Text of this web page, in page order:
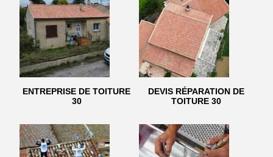
ENTREPRISE DE TOITURE
30
DEVIS RÉPARATION DE
TOITURE 30